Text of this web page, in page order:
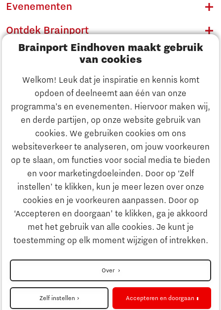
Brainport Eindhoven maakt gebruik
van cookies
Welkom! Leuk dat je inspiratie en kennis komt
opdoen of deelneemt aan één van onze
programma’s en evenementen. Hiervoor maken wij,
en derde partijen, op onze website gebruik van
cookies. We gebruiken cookies om ons
websiteverkeer te analyseren, om jouw voorkeuren
op te slaan, om functies voor social media te bieden
en voor marketingdoeleinden. Door op ‘Zelf
instellen’ te klikken, kun je meer lezen over onze
cookies en je voorkeuren aanpassen. Door op
‘Accepteren en doorgaan’ te klikken, ga je akkoord
met het gebruik van alle cookies. Je kunt je
toestemming op elk moment wijzigen of intrekken.
Over
Zelf instellen Accepteren en doorgaan
Ontdek Brainport
Innovatie
Ondernemen
Onderwijs
Strategie & Organisatie
Evenementen
Ontdek Brainport
Innovatie
Ondernemen
Onderwijs
Maatschappelijk
Strategie & Organisatie
Zoeken
Contact
Naar internationale website
Privacyverklaring
Cookieinstellingen